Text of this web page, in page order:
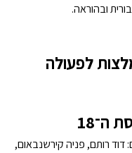
ובהוראה.
לפעולה
דוד רותם, פניה קירשנבאום,